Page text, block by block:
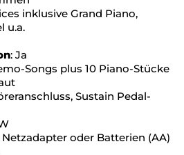
inklusive Grand Piano,
u.a.
: Ja
Songs plus 10 Piano-Stücke
Sustain Pedal-
Netzadapter oder Batterien (AA)